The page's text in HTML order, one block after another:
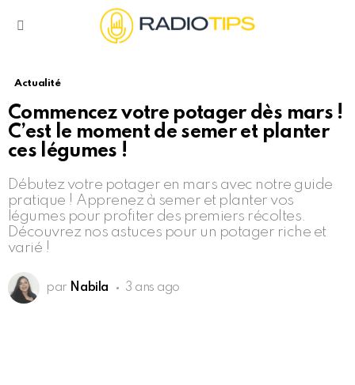
Actualité
Commencez votre potager dès mars !
C’est le moment de semer et planter
ces légumes !
Débutez votre potager en mars avec notre guide
pratique ! Apprenez à semer et planter vos
légumes pour profiter des premiers récoltes.
Découvrez nos astuces pour un potager riche et
varié !
par Nabila 3 ans ago